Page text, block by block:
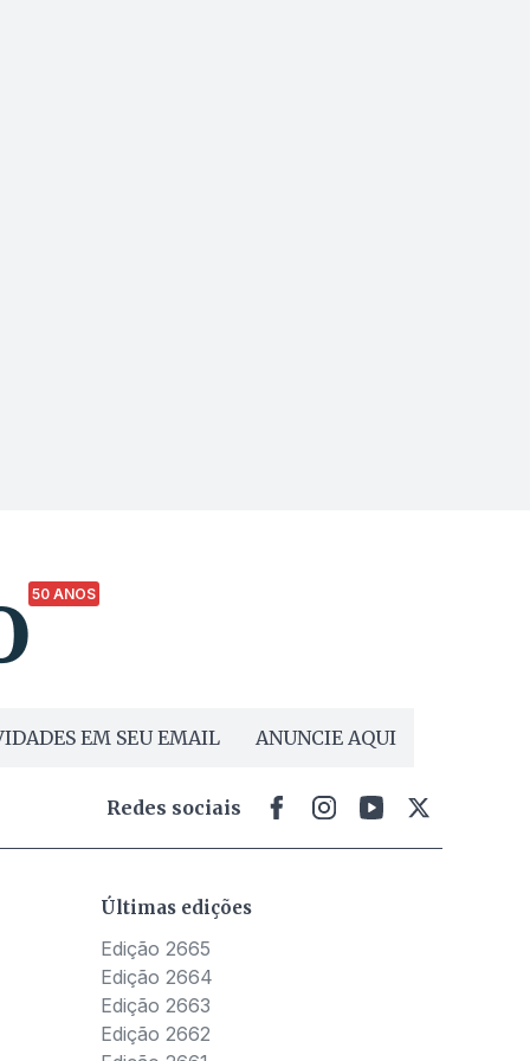
50 ANOS
EM SEU EMAIL ANUNCIE AQUI
Redes sociais
Últimas edições
Edição 2665
Edição 2664
Edição 2663
Edição 2662